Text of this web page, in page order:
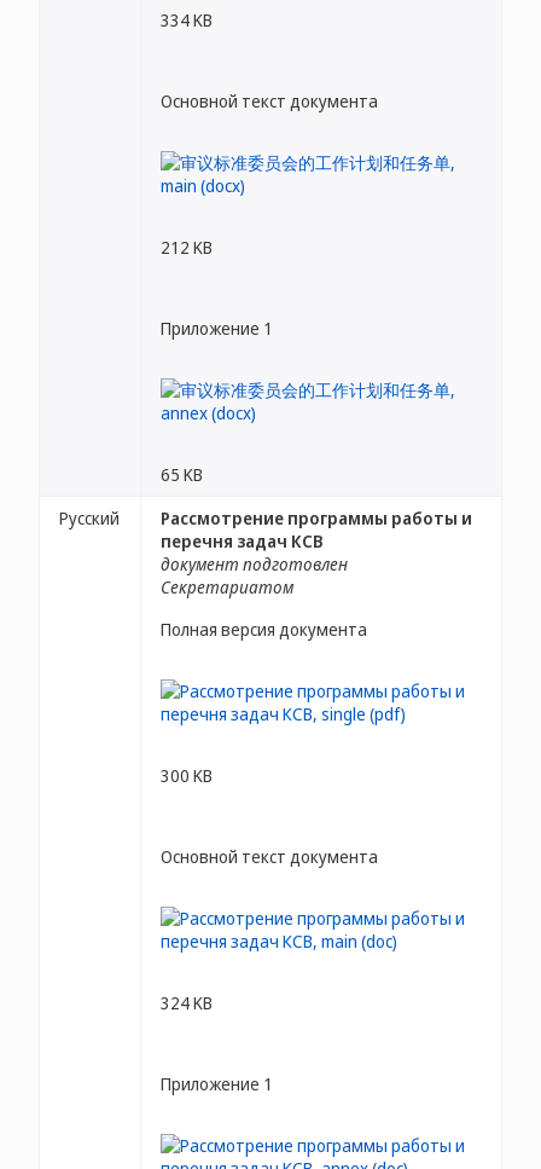
334 KB
Основной текст документа
212 KB
Приложение 1
65 KB
Русский
Pассмотрение программы работы и
перечня задач КСВ
документ подготовлен
Секретариатом
Полная версия документа
300 KB
Основной текст документа
324 KB
Приложение 1